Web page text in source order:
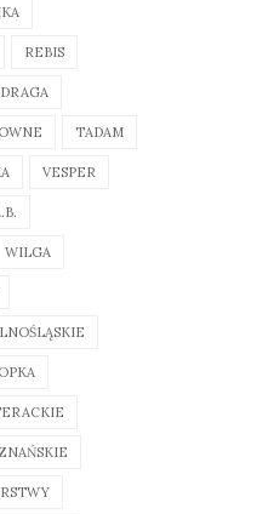
REBIS
TADAM
VESPER
WILGA